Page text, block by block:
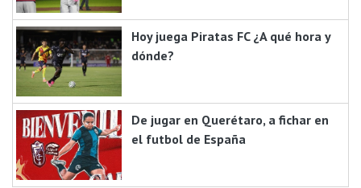
Hoy juega Piratas FC ¿A qué hora y
dónde?
De jugar en Querétaro, a fichar en
el futbol de España